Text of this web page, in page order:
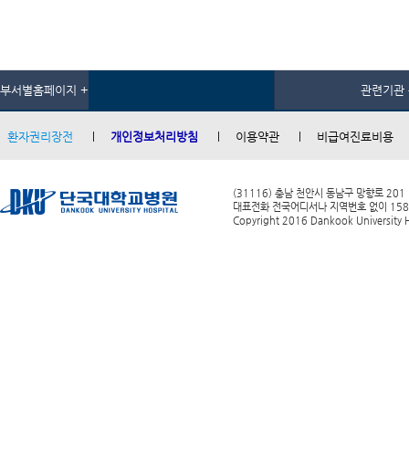
부서별홈페이지 + 관련기관
환자권리장전 개인정보처리방침 이용약관 비급여진료비용
(31116) 충남 천안시 동남구 망향로 201
대표전화 전국어디서나 지역번호 없이
Copyright 2016 Dankook University